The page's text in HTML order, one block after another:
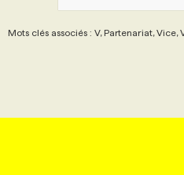
Mots clés associés : V, Partenariat, Vice,